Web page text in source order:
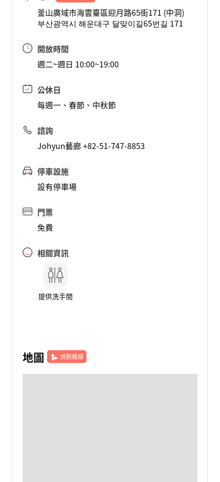
釜山廣域市海雲臺區迎月路65街171 (中洞)
부산광역시 해운대구 달맞이길65번길 171
開放時間
週二~週日 10:00~19:00
公休日
每週一、春節、中秋節
諮詢
Johyun藝廊 +82-51-747-8853
停車設施
設有停車場
門票
免費
相關資訊
提供洗手間
地圖 規劃路線